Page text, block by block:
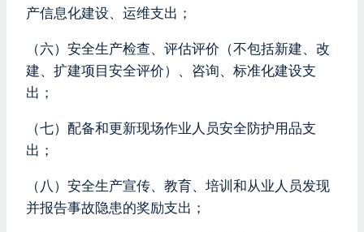
产信息化建设、运维支出；
（六）安全生产检查、评估评价（不包括新建、改
建、扩建项目安全评价）、咨询、标准化建设支
出；
（七）配备和更新现场作业人员安全防护用品支
出；
（八）安全生产宣传、教育、培训和从业人员发现
并报告事故隐患的奖励支出；